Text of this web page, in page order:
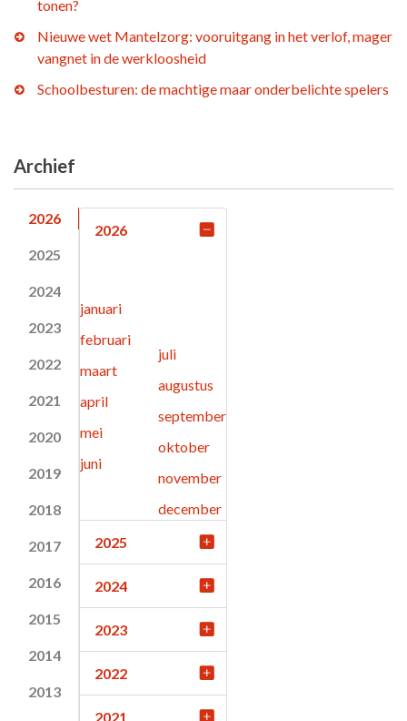
tonen?
Nieuwe wet Mantelzorg: vooruitgang in het verlof, mager
vangnet in de werkloosheid
Schoolbesturen: de machtige maar onderbelichte spelers
Archief
2026
2025
2024
2023
2022
2021
2020
2019
2018
2017
2016
2015
2014
2013
2026
januari
februari
maart
april
mei
juni
juli
augustus
september
oktober
november
december
2025
2024
2023
2022
2021